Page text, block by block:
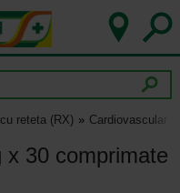
reteta (RX) Cardiovascular
30 comprimate